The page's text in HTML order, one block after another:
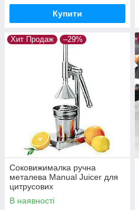
Купити
Хит Продаж –29%
Соковижималка ручна
металева Manual Juicer для
цитрусових
В наявності